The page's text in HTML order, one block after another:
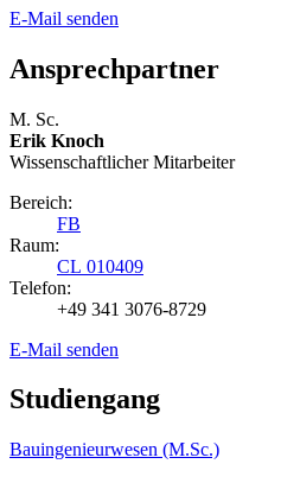
E-Mail senden
Ansprechpartner
M. Sc.
Erik Knoch
Wissenschaftlicher Mitarbeiter
Bereich:
FB
Raum:
CL 010409
Telefon:
+49 341 3076-8729
E-Mail senden
Studiengang
Bauingenieurwesen (M.Sc.)